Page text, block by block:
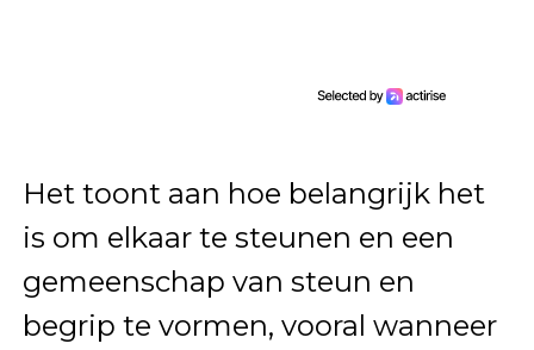
Het toont aan hoe belangrijk het
is om elkaar te steunen en een
gemeenschap van steun en
begrip te vormen, vooral wanneer